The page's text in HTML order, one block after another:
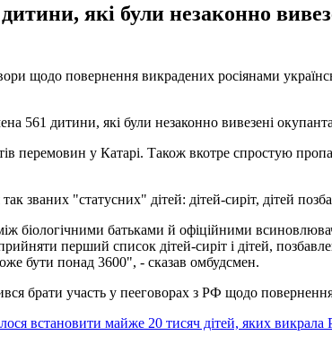
які були незаконно
щодо повернення викрадених росіянами
561 дитини, які були незаконно вивезені
перемовин у Катарі. Також вкотре спростую
званих "статусних" дітей: дітей-сиріт, дітей
батьками й офіційними
перший список дітей-сиріт і дітей,
бути понад 3600", - сказав омбудсмен.
брати участь у пееговорах з РФ щодо
встановити майже 20 тисяч дітей, яких викрала